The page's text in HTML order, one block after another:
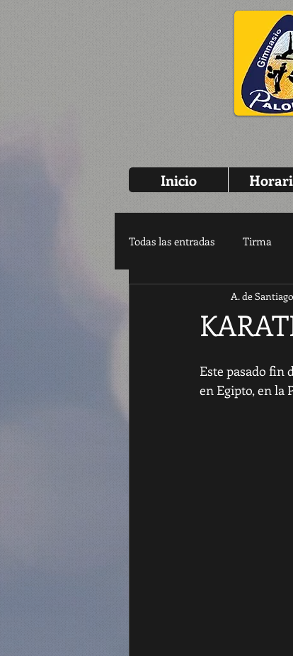
Inicio
Todas las entradas Tirma
BaileA. de Santiago
Este pasado fin
en Egipto, en la